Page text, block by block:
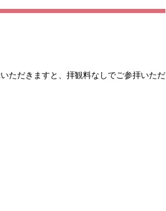
ただきますと、拝観料なしでご参拝いただ